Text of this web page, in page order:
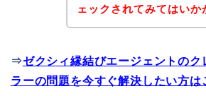
ェックされてみてはいか
⇒ゼクシィ縁結びエージェントのク
ラーの問題を今すぐ解決したい方は